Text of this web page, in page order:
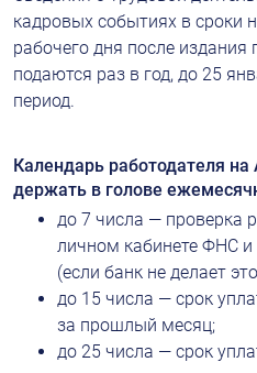
кадровых событиях в сроки
рабочего дня после
подаются раз в год, до 25
период.
Календарь работодателя
держать в голове
до 7 числа — проверка
личном кабинете ФНС
(если банк не делает
до 15 числа — срок
за прошлый месяц;
до 25 числа — срок